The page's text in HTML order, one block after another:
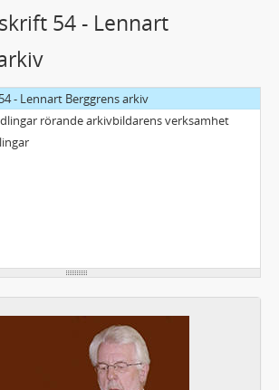
54 - Lennart
- Lennart Berggrens arkiv
rörande arkivbildarens verksamhet